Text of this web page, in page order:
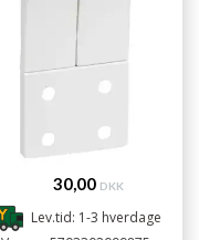
30,00 DKK
Lev.tid: 1-3 hverdage